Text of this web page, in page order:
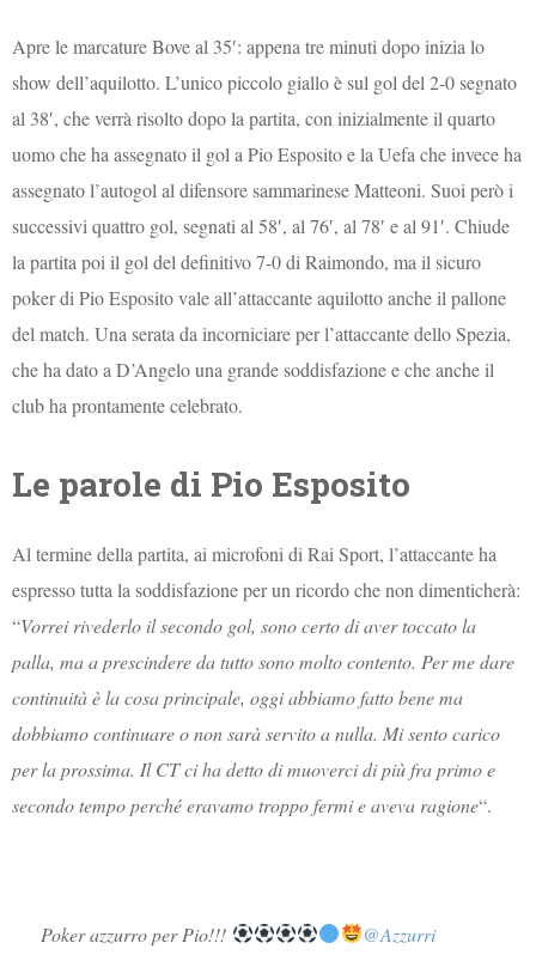
Apre le marcature Bove al 35′: appena tre minuti dopo inizia lo
show dell’aquilotto. L’unico piccolo giallo è sul gol del 2-0 segnato
al 38′, che verrà risolto dopo la partita, con inizialmente il quarto
uomo che ha assegnato il gol a Pio Esposito e la Uefa che invece ha
assegnato l’autogol al difensore sammarinese Matteoni. Suoi però i
successivi quattro gol, segnati al 58′, al 76′, al 78′ e al 91′. Chiude
la partita poi il gol del definitivo 7-0 di Raimondo, ma il sicuro
poker di Pio Esposito vale all’attaccante aquilotto anche il pallone
del match. Una serata da incorniciare per l’attaccante dello Spezia,
che ha dato a D’Angelo una grande soddisfazione e che anche il
club ha prontamente celebrato.
Le parole di Pio Esposito
Al termine della partita, ai microfoni di Rai Sport, l’attaccante ha
espresso tutta la soddisfazione per un ricordo che non dimenticherà:
“Vorrei rivederlo il secondo gol, sono certo di aver toccato la
palla, ma a prescindere da tutto sono molto contento. Per me dare
continuità è la cosa principale, oggi abbiamo fatto bene ma
dobbiamo continuare o non sarà servito a nulla. Mi sento carico
per la prossima. Il CT ci ha detto di muoverci di più fra primo e
secondo tempo perché eravamo troppo fermi e aveva ragione“.
Poker azzurro per Pio!!!
@Azzurri